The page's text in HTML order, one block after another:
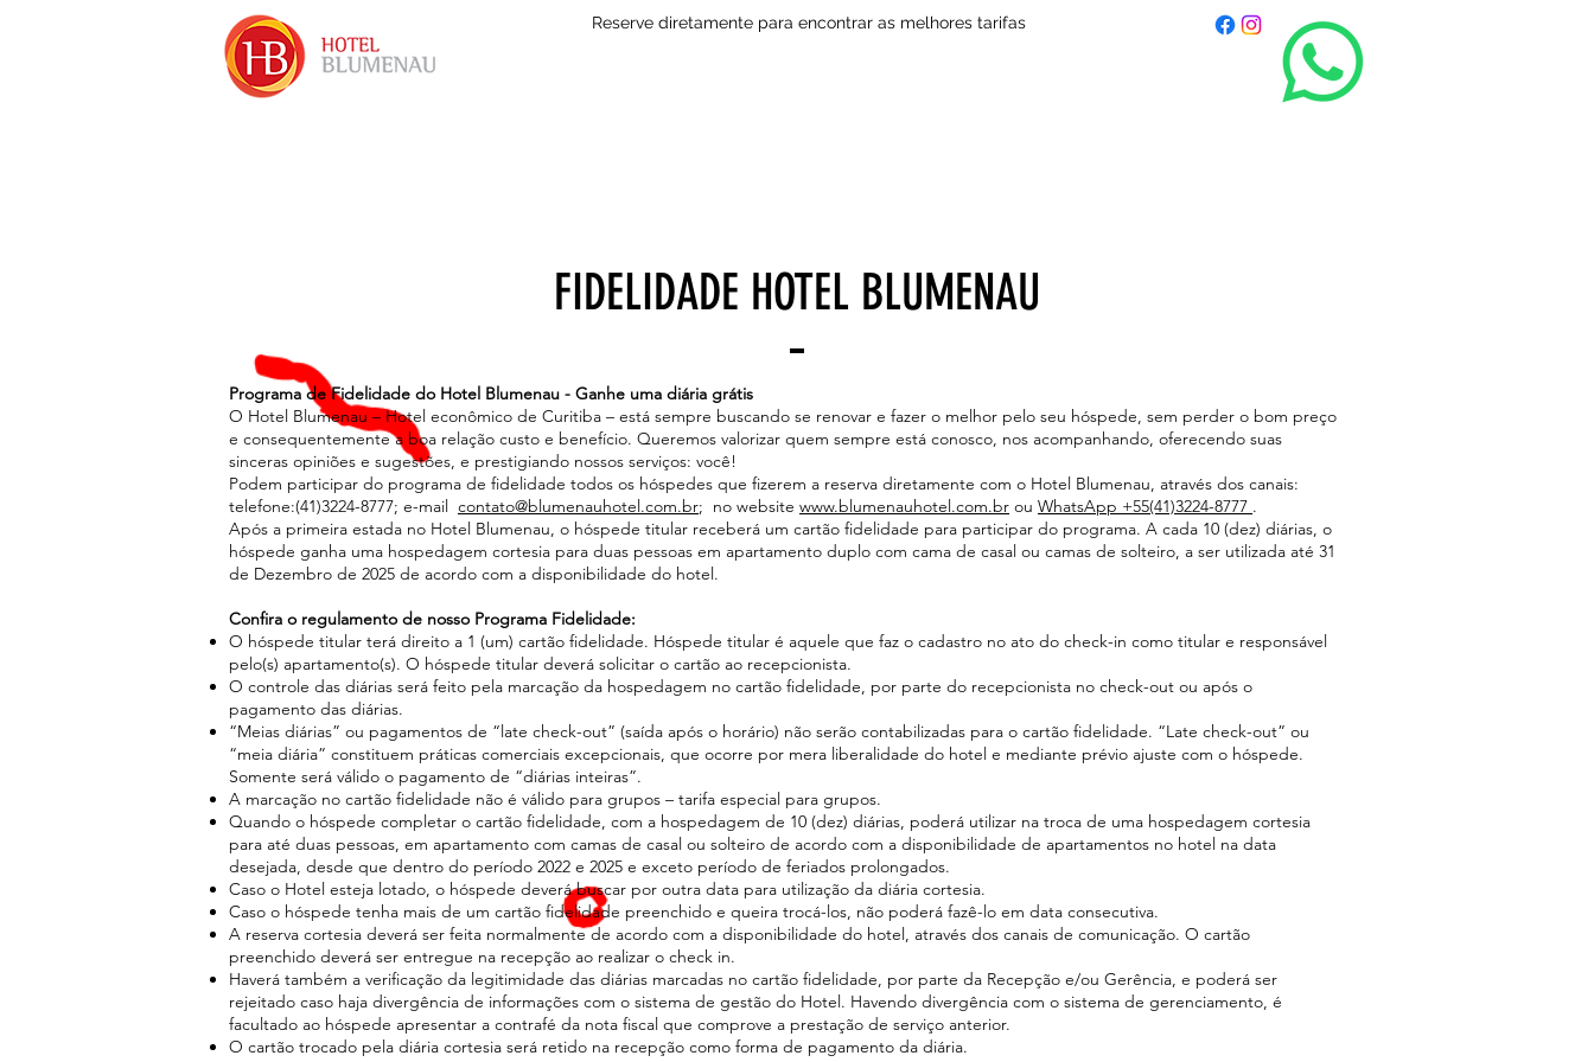
Reserve diretamente para encontrar as melhores tarifas
FIDELIDADE HOTEL BLUMENAU
Programa de Fidelidade do Hotel Blumenau - Ganhe uma diária grátis
O Hotel Blumenau – Hotel econômico de Curitiba – está sempre buscando se renovar e fazer o melhor pelo seu hóspede, sem perder o bom preço
e consequentemente a boa relação custo e benefício. Queremos valorizar quem sempre está conosco, nos acompanhando, oferecendo suas
sinceras opiniões e sugestões, e prestigiando nossos serviços: você!
Podem participar do programa de fidelidade todos os hóspedes que fizerem a reserva diretamente com o Hotel Blumenau, através dos canais:
telefone:(41)3224-8777; e-mail contato@blumenauhotel.com.br; no website www.blumenauhotel.com.br ou WhatsApp +55(41)3224-8777 .
Após a primeira estada no Hotel Blumenau, o hóspede titular receberá um cartão fidelidade para participar do programa. A cada 10 (dez) diárias, o
hóspede ganha uma hospedagem cortesia para duas pessoas em apartamento duplo com cama de casal ou camas de solteiro, a ser utilizada até 31
de Dezembro de 2025 de acordo com a disponibilidade do hotel.
Confira o regulamento de nosso Programa Fidelidade:
O hóspede titular terá direito a 1 (um) cartão fidelidade. Hóspede titular é aquele que faz o cadastro no ato do check-in como titular e responsável
pelo(s) apartamento(s). O hóspede titular deverá solicitar o cartão ao recepcionista.
O controle das diárias será feito pela marcação da hospedagem no cartão fidelidade, por parte do recepcionista no check-out ou após o
pagamento das diárias.
“Meias diárias” ou pagamentos de “late check-out” (saída após o horário) não serão contabilizadas para o cartão fidelidade. “Late check-out” ou
“meia diária” constituem práticas comerciais excepcionais, que ocorre por mera liberalidade do hotel e mediante prévio ajuste com o hóspede.
Somente será válido o pagamento de “diárias inteiras”.
A marcação no cartão fidelidade não é válido para grupos – tarifa especial para grupos.
Quando o hóspede completar o cartão fidelidade, com a hospedagem de 10 (dez) diárias, poderá utilizar na troca de uma hospedagem cortesia
para até duas pessoas, em apartamento com camas de casal ou solteiro de acordo com a disponibilidade de apartamentos no hotel na data
desejada, desde que dentro do período 2022 e 2025 e exceto período de feriados prolongados.
Caso o Hotel esteja lotado, o hóspede deverá buscar por outra data para utilização da diária cortesia.
Caso o hóspede tenha mais de um cartão fidelidade preenchido e queira trocá-los, não poderá fazê-lo em data consecutiva.
A reserva cortesia deverá ser feita normalmente de acordo com a disponibilidade do hotel, através dos canais de comunicação. O cartão
preenchido deverá ser entregue na recepção ao realizar o check in.
Haverá também a verificação da legitimidade das diárias marcadas no cartão fidelidade, por parte da Recepção e/ou Gerência, e poderá ser
rejeitado caso haja divergência de informações com o sistema de gestão do Hotel. Havendo divergência com o sistema de gerenciamento, é
facultado ao hóspede apresentar a contrafé da nota fiscal que comprove a prestação de serviço anterior.
O cartão trocado pela diária cortesia será retido na recepção como forma de pagamento da diária.